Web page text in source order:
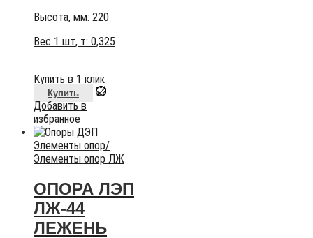
Высота, мм: 220
Вес 1 шт, т: 0,325
Купить в 1 клик
Купить
Добавить в
избранное
Элементы опор/
Элементы опор ЛЖ
ОПОРА ЛЭП
ЛЖ-44
ЛЕЖЕНЬ